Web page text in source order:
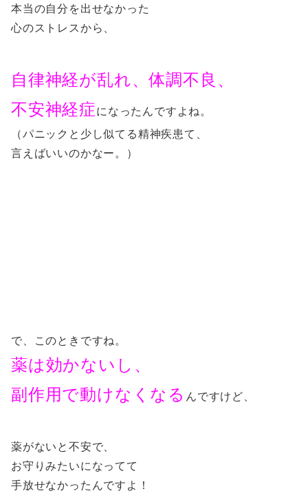
本当の自分を出せなかった
心のストレスから、
自律神経が乱れ、体調不良、
不安神経症になったんですよね。
（パニックと少し似てる精神疾患て、
言えばいいのかなー。）
で、このときですね。
薬は効かないし、
副作用で動けなくなる んですけど、
薬がないと不安で、
お守りみたいになってて
手放せなかったんですよ！